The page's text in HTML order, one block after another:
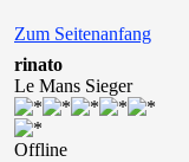
Zum Seitenanfang
rinato
Le Mans Sieger
Offline